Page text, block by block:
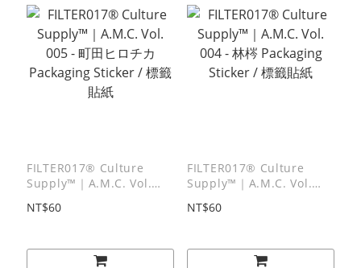
FILTER017® Culture
Supply™｜A.M.C. Vol.
Packaging Sticker / 標籤
NT$60
FILTER017® Culture
Supply™｜A.M.C. Vol.
Sticker / 標籤貼紙
NT$60